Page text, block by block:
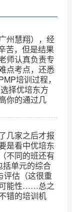
州慧翔），经
苦，但是结果
师认真负责专
点考点，还悉
培训过程，
择优培东方
你的通过几
几家之后才报
是看中优培东
不同的班还有
括单元的综合
评估（这很重
可能性……总之
错的培训机